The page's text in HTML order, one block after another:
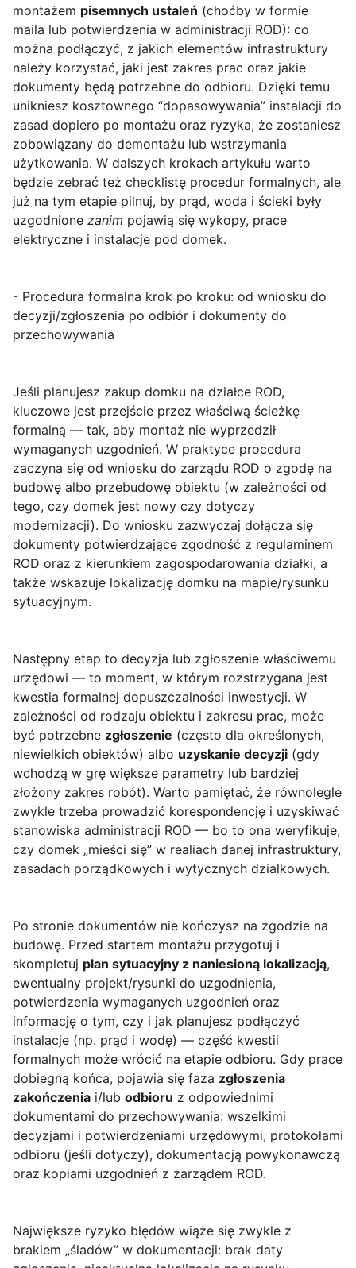
montażem pisemnych ustaleń (choćby w formie
maila lub potwierdzenia w administracji ROD): co
można podłączyć, z jakich elementów infrastruktury
należy korzystać, jaki jest zakres prac oraz jakie
dokumenty będą potrzebne do odbioru. Dzięki temu
unikniesz kosztownego “dopasowywania” instalacji do
zasad dopiero po montażu oraz ryzyka, że zostaniesz
zobowiązany do demontażu lub wstrzymania
użytkowania. W dalszych krokach artykułu warto
będzie zebrać też checklistę procedur formalnych, ale
już na tym etapie pilnuj, by prąd, woda i ścieki były
uzgodnione zanim pojawią się wykopy, prace
elektryczne i instalacje pod domek.
- Procedura formalna krok po kroku: od wniosku do
decyzji/zgłoszenia po odbiór i dokumenty do
przechowywania
Jeśli planujesz zakup domku na działce ROD,
kluczowe jest przejście przez właściwą ścieżkę
formalną — tak, aby montaż nie wyprzedził
wymaganych uzgodnień. W praktyce procedura
zaczyna się od wniosku do zarządu ROD o zgodę na
budowę albo przebudowę obiektu (w zależności od
tego, czy domek jest nowy czy dotyczy
modernizacji). Do wniosku zazwyczaj dołącza się
dokumenty potwierdzające zgodność z regulaminem
ROD oraz z kierunkiem zagospodarowania działki, a
także wskazuje lokalizację domku na mapie/rysunku
sytuacyjnym.
Następny etap to decyzja lub zgłoszenie właściwemu
urzędowi — to moment, w którym rozstrzygana jest
kwestia formalnej dopuszczalności inwestycji. W
zależności od rodzaju obiektu i zakresu prac, może
być potrzebne zgłoszenie (często dla określonych,
niewielkich obiektów) albo uzyskanie decyzji (gdy
wchodzą w grę większe parametry lub bardziej
złożony zakres robót). Warto pamiętać, że równolegle
zwykle trzeba prowadzić korespondencję i uzyskiwać
stanowiska administracji ROD — bo to ona weryfikuje,
czy domek „mieści się” w realiach danej infrastruktury,
zasadach porządkowych i wytycznych działkowych.
Po stronie dokumentów nie kończysz na zgodzie na
budowę. Przed startem montażu przygotuj i
skompletuj plan sytuacyjny z naniesioną lokalizacją,
ewentualny projekt/rysunki do uzgodnienia,
potwierdzenia wymaganych uzgodnień oraz
informację o tym, czy i jak planujesz podłączyć
instalacje (np. prąd i wodę) — część kwestii
formalnych może wrócić na etapie odbioru. Gdy prace
dobiegną końca, pojawia się faza zgłoszenia
zakończenia i/lub odbioru z odpowiednimi
dokumentami do przechowywania: wszelkimi
decyzjami i potwierdzeniami urzędowymi, protokołami
odbioru (jeśli dotyczy), dokumentacją powykonawczą
oraz kopiami uzgodnień z zarządem ROD.
Największe ryzyko błędów wiąże się zwykle z
brakiem „śladów” w dokumentacji: brak daty